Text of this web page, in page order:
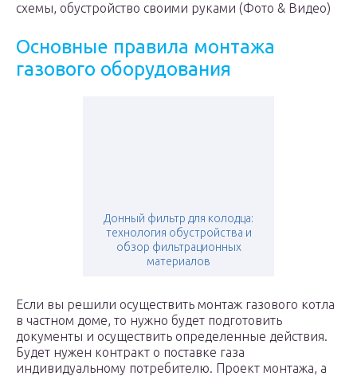
схемы, обустройство своими руками (Фото & Видео)
Основные правила монтажа
газового оборудования
Донный фильтр для колодца:
технология обустройства и
обзор фильтрационных
материалов
Если вы решили осуществить монтаж газового котла
в частном доме, то нужно будет подготовить
документы и осуществить определенные действия.
Будет нужен контракт о поставке газа
индивидуальному потребителю. Проект монтажа, а